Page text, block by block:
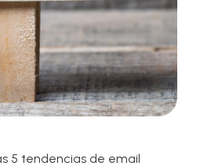
5 tendencias de email